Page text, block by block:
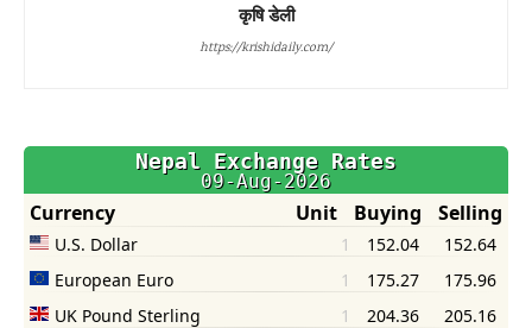
कृषि डेली
https://krishidaily.com/